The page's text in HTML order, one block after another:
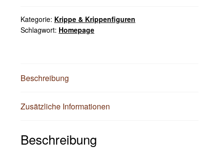
cm
leicht
Schal
Stück
Kategorie: Krippe & Krippenfiguren
Schlagwort: Homepage
Beschreibung
Zusätzliche Informationen
Beschreibung